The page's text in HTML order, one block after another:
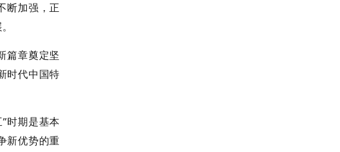
断加强，正
篇章奠定坚
时代中国特
时期是基本
新优势的重